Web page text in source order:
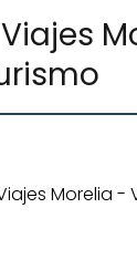
Morelia -